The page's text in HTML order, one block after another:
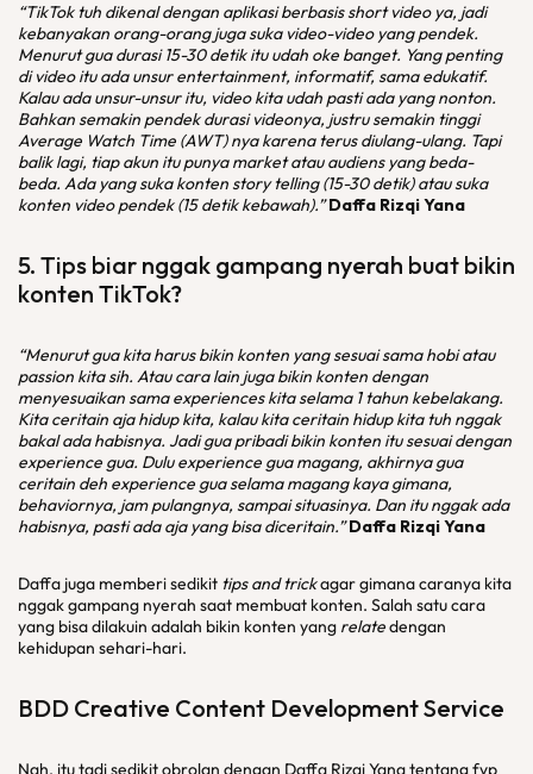
“TikTok tuh dikenal dengan aplikasi berbasis short video ya, jadi
kebanyakan orang-orang juga suka video-video yang pendek.
Menurut gua durasi 15-30 detik itu udah oke banget. Yang penting
di video itu ada unsur entertainment, informatif, sama edukatif.
Kalau ada unsur-unsur itu, video kita udah pasti ada yang nonton.
Bahkan semakin pendek durasi videonya, justru semakin tinggi
Average Watch Time (AWT) nya karena terus diulang-ulang. Tapi
balik lagi, tiap akun itu punya market atau audiens yang beda-
beda. Ada yang suka konten story telling (15-30 detik) atau suka
konten video pendek (15 detik kebawah).” Daffa Rizqi Yana
5. Tips biar nggak gampang nyerah buat bikin
konten TikTok?
“Menurut gua kita harus bikin konten yang sesuai sama hobi atau
passion kita sih. Atau cara lain juga bikin konten dengan
menyesuaikan sama experiences kita selama 1 tahun kebelakang.
Kita ceritain aja hidup kita, kalau kita ceritain hidup kita tuh nggak
bakal ada habisnya. Jadi gua pribadi bikin konten itu sesuai dengan
experience gua. Dulu experience gua magang, akhirnya gua
ceritain deh experience gua selama magang kaya gimana,
behaviornya, jam pulangnya, sampai situasinya. Dan itu nggak ada
habisnya, pasti ada aja yang bisa diceritain.” Daffa Rizqi Yana
Daffa juga memberi sedikit tips and trickagar gimana caranya kita
nggak gampang nyerah saat membuat konten. Salah satu cara
yang bisa dilakuin adalah bikin konten yang relatedengan
kehidupan sehari-hari.
BDD Creative Content Development Service
Nah, itu tadi sedikit obrolan dengan Daffa Rizqi Yana tentang fyp